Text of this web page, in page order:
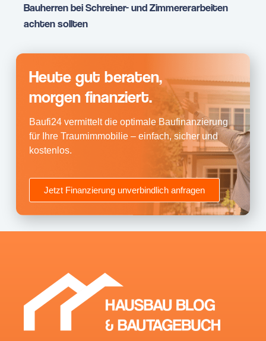
Bauherren bei Schreiner- und Zimmererarbeiten
achten sollten
Heute gut beraten,
morgen finanziert.
Baufi24 vermittelt die optimale Baufinanzierung
für Ihre Traumimmobilie – einfach, sicher und
kostenlos.
Jetzt Finanzierung unverbindlich anfragen